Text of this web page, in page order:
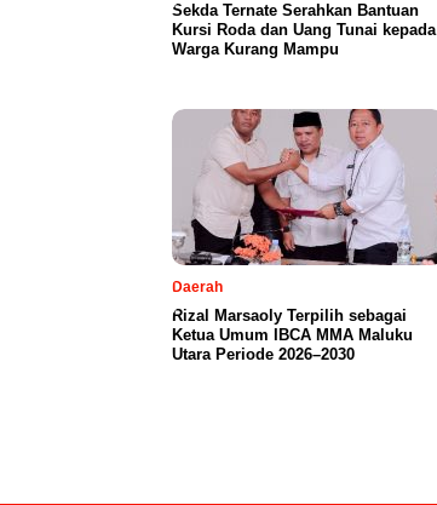
Sekda Ternate Serahkan Bantuan
Kursi Roda dan Uang Tunai kepada
Warga Kurang Mampu
Daerah
Rizal Marsaoly Terpilih sebagai
Ketua Umum IBCA MMA Maluku
Utara Periode 2026–2030